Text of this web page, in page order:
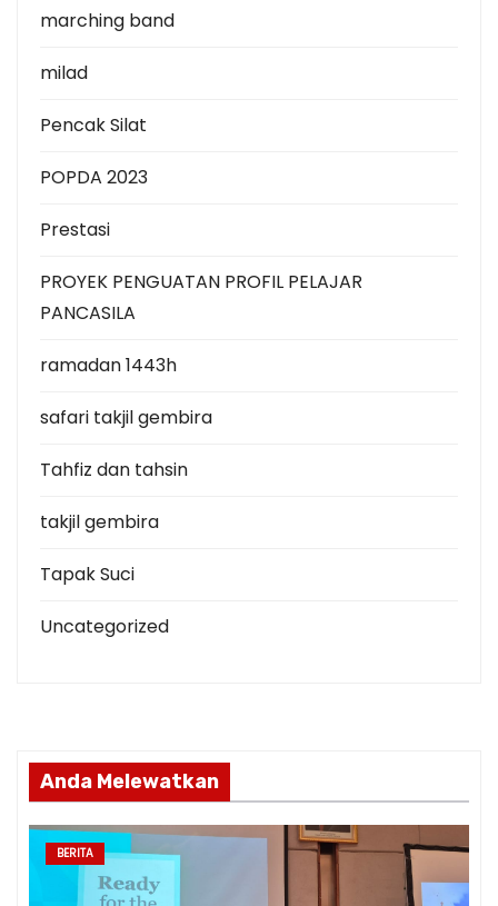
marching band
milad
Pencak Silat
POPDA 2023
Prestasi
PROYEK PENGUATAN PROFIL PELAJAR
PANCASILA
ramadan 1443h
safari takjil gembira
Tahfiz dan tahsin
takjil gembira
Tapak Suci
Uncategorized
Anda Melewatkan
BERITA